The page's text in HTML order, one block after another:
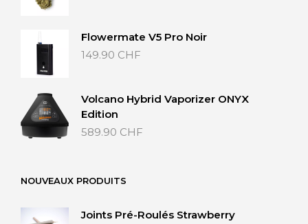
à
Flowermate V5 Pro Noir
149.90 CHF
Volcano Hybrid Vaporizer ONYX
Edition
589.90 CHF
NOUVEAUX PRODUITS
Joints Pré-Roulés Strawberry